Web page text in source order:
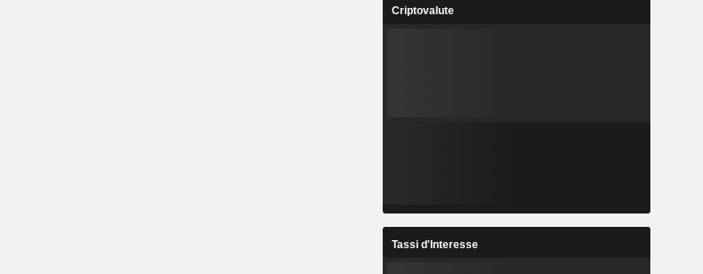
Criptovalute
Tassi d'Interesse